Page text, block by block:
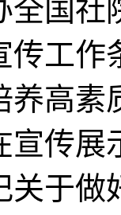
全国社
传工作
养高
宣传展
关于